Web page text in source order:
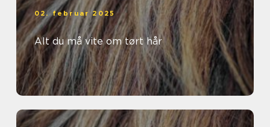
02. februar 2025
Alt du må vite om tørt hår